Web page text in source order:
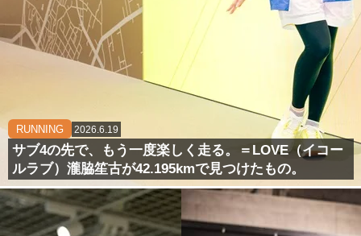
RUNNING 2026.6.19
サブ4の先で、もう一度楽しく走る。＝LOVE（イコー
ルラブ）瀧脇笙古が42.195kmで見つけたもの。